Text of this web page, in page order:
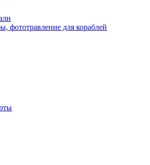
фототравление для кораблей